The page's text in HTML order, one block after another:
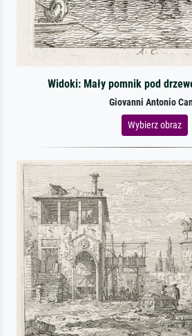
Widoki: Mały pomnik pod
Giovanni Antonio
Wybierz obraz